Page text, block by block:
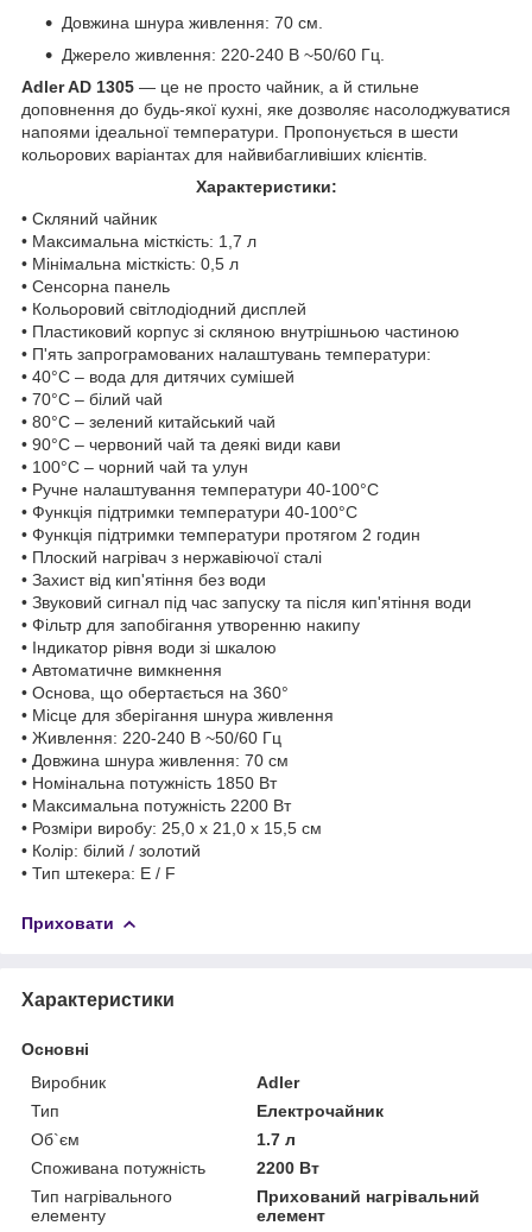
Довжина шнура живлення: 70 см.
Джерело живлення: 220-240 В ~50/60 Гц.
Adler AD 1305 — це не просто чайник, а й стильне
доповнення до будь-якої кухні, яке дозволяє насолоджуватися
напоями ідеальної температури. Пропонується в шести
кольорових варіантах для найвибагливіших клієнтів.
Характеристики:
• Скляний чайник
• Максимальна місткість: 1,7 л
• Мінімальна місткість: 0,5 л
• Сенсорна панель
• Кольоровий світлодіодний дисплей
• Пластиковий корпус зі скляною внутрішньою частиною
• П'ять запрограмованих налаштувань температури:
• 40°C – вода для дитячих сумішей
• 70°C – білий чай
• 80°C – зелений китайський чай
• 90°C – червоний чай та деякі види кави
• 100°C – чорний чай та улун
• Ручне налаштування температури 40-100°C
• Функція підтримки температури 40-100°C
• Функція підтримки температури протягом 2 годин
• Плоский нагрівач з нержавіючої сталі
• Захист від кип'ятіння без води
• Звуковий сигнал під час запуску та після кип'ятіння води
• Фільтр для запобігання утворенню накипу
• Індикатор рівня води зі шкалою
• Автоматичне вимкнення
• Основа, що обертається на 360°
• Місце для зберігання шнура живлення
• Живлення: 220-240 В ~50/60 Гц
• Довжина шнура живлення: 70 см
• Номінальна потужність 1850 Вт
• Максимальна потужність 2200 Вт
• Розміри виробу: 25,0 x 21,0 x 15,5 см
• Колір: білий / золотий
• Тип штекера: E / F
Приховати
Характеристики
Основні
Виробник
Adler
Тип
Електрочайник
Об`єм
1.7 л
Споживана потужність
2200 Вт
Тип нагрівального
елементу
Прихований нагрівальний
елемент